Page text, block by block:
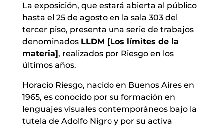
La exposición, que estará abierta al público
hasta el 25 de agosto en la sala 303 del
tercer piso, presenta una serie de trabajos
denominados LLDM [Los límites de la
materia], realizados por Riesgo en los
últimos años.
Horacio Riesgo, nacido en Buenos Aires en
1965, es conocido por su formación en
lenguajes visuales contemporáneos bajo la
tutela de Adolfo Nigro y por su activa